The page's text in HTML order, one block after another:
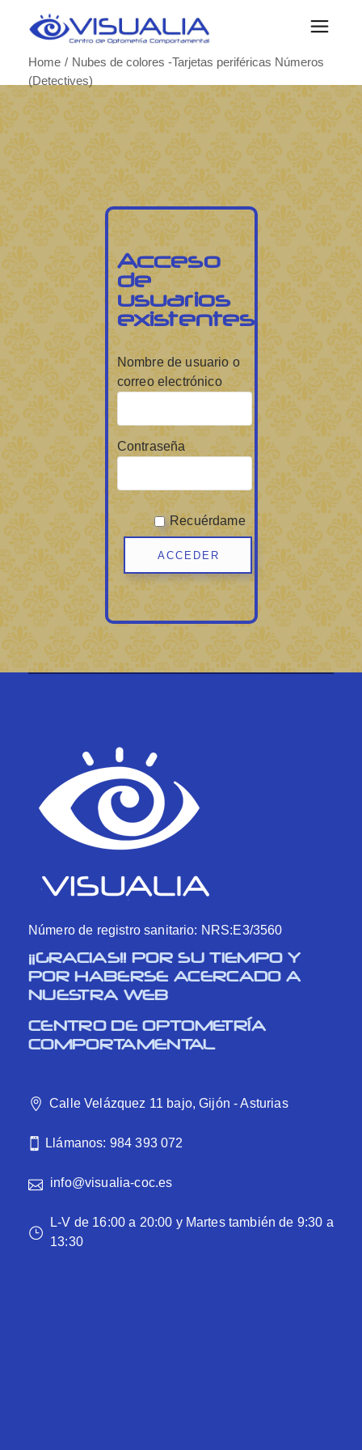
Home
Nubes de colores -Tarjetas periféricas Números
(Detectives)
Acceso
de
usuarios
existentes
Nombre de usuario o
correo electrónico
Contraseña
Recuérdame
Número de registro sanitario: NRS:E3/3560
¡¡GRACIAS!! POR SU TIEMPO Y
POR HABERSE ACERCADO A
NUESTRA WEB
CENTRO DE OPTOMETRÍA
COMPORTAMENTAL
Calle Velázquez 11 bajo, Gijón - Asturias
Llámanos: 984 393 072
info@visualia-coc.es
L-V de 16:00 a 20:00 y Martes también de 9:30 a
13:30